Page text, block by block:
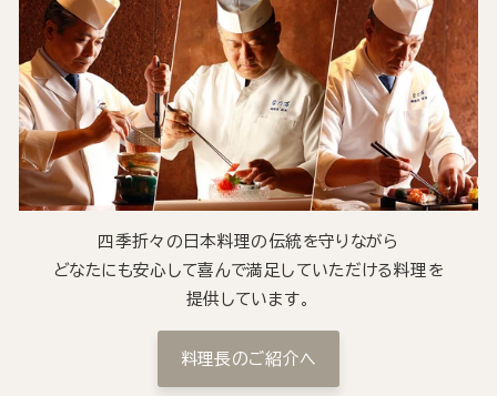
四季折々の日本料理の伝統を守りながら
どなたにも安心して喜んで満足していただける料理を
提供しています。
料理長のご紹介へ